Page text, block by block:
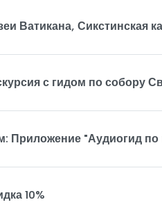
Ватикана, Сикстинская
с гидом по собору
Приложение "Аудиогид
10%